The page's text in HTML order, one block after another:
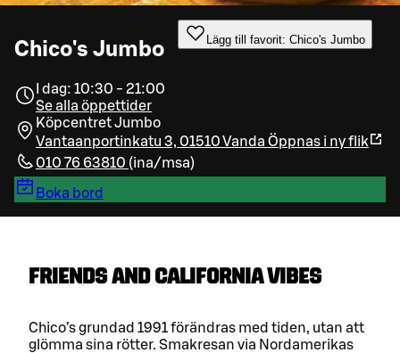
Chico's Jumbo Lägg till favorit: Chico's Jumbo
I dag: 10:30 - 21:00
Se alla öppettider
Köpcentret Jumbo
Vantaanportinkatu 3, 01510 Vanda Öppnas i ny flik
010 76 63810 (ina/msa)
Boka bord
FRIENDS AND CALIFORNIA VIBES
Chico’s grundad 1991 förändras med tiden, utan att
glömma sina rötter. Smakresan via Nordamerikas